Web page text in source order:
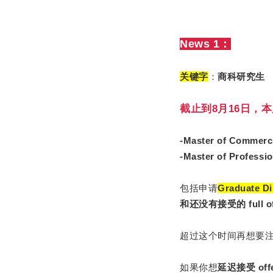
News 1：
关键字 ：商科研究
截止到8月16日，
-Master of
-Master of
包括申请Graduate
和还没有接受的 full
超过这个时间再想要
如果你想延迟接受